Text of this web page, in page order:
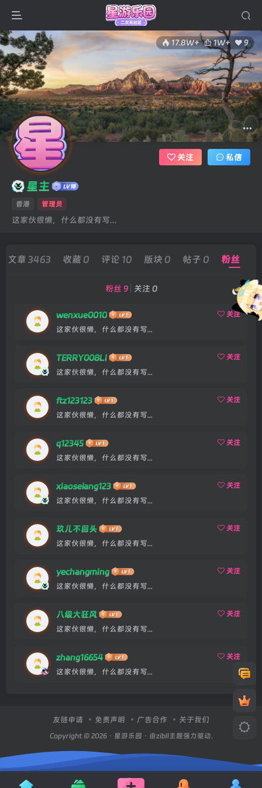
17.8W+ 1W+ 9
星主
香港 管理员
这家伙很懒，什么都没有写...
关注 私信
文章 3463 收藏 0 评论 10 版块 0 帖子 0 粉丝
粉丝 9 关注 0
wenxue0010 关注
这家伙很懒，什么都没有写...
TERRY008LI 关注
这家伙很懒，什么都没有写...
ftz123123 关注
这家伙很懒，什么都没有写...
q12345 关注
这家伙很懒，什么都没有写...
xiaoselang123 关注
这家伙很懒，什么都没有写...
玖儿不回头 关注
这家伙很懒，什么都没有写...
yechangming 关注
这家伙很懒，什么都没有写...
八级大狂风 关注
这家伙很懒，什么都没有写...
zhang16654 关注
这家伙很懒，什么都没有写...
友链申请 免责声明 广告合作 关于我们
Copyright © 2026 · 星游乐园 · 由zibll主题强力驱动.